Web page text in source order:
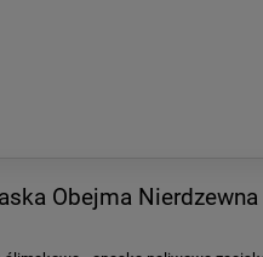
Obejma